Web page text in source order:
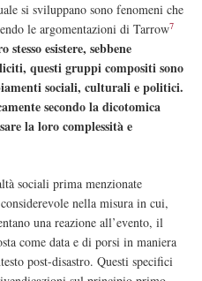
si sviluppano sono fenomeni che
le argomentazioni di Tarrow7
esistere, sebbene
questi gruppi compositi sono
sociali, culturali e politici.
secondo la dicotomica
la loro complessità e
sociali prima menzionate
nella misura in cui,
una reazione all’evento, il
come data e di porsi in maniera
post-disastro. Questi specifici